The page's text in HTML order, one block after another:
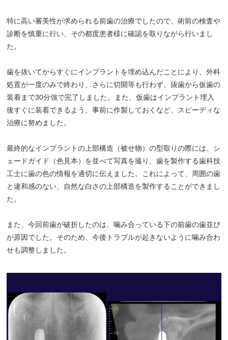
特に高い審美性が求められる前歯の治療でしたので、術前の検査や
診断を慎重に行い、その都度患者様に確認を取りながら行いまし
た。
歯を抜いてからすぐにインプラントを埋め込んだことにより、外科
処置が一度のみで終わり、さらに切開等も行わず、抜歯から仮歯の
装着まで30分強で完了しました。また、仮歯はインプラント埋入
後すぐに装着できるよう、事前に作製しておくなど、スピーディな
治療に努めました。
最終的なインプラントの上部構造（被せ物）の型取りの際には、シ
ェードガイド（色見本）を並べて写真を撮り、歯を製作する歯科技
工士に歯の色の情報を適切に伝えました。これによって、周囲の歯
と違和感のない、自然な白さの上部構造を製作することができまし
た。
また、今回前歯が破折したのは、噛み合っている下の前歯の歯並び
が原因でした。そのため、今後トラブルが起きないように噛み合わ
せも調整しました。